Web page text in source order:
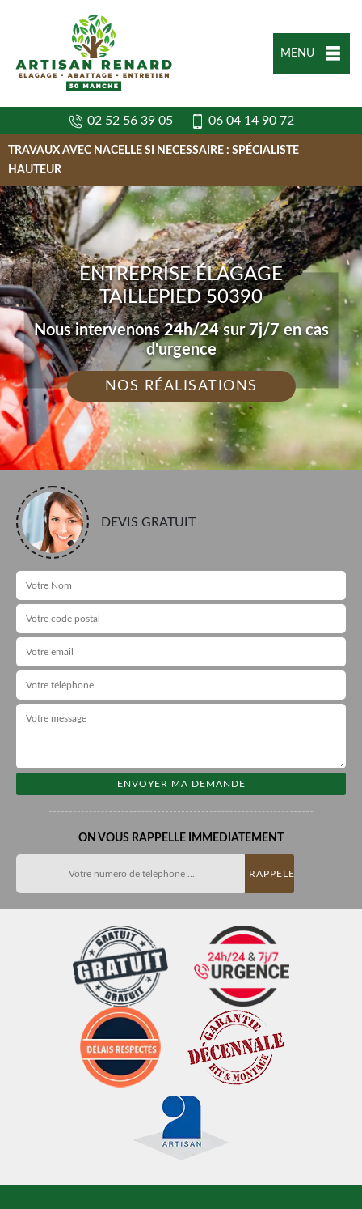
MENU
02 52 56 39 05 06 04 14 90 72
TRAVAUX AVEC NACELLE SI NECESSAIRE : SPÉCIALISTE
HAUTEUR
ENTREPRISE ÉLAGAGE
TAILLEPIED 50390
Nous intervenons 24h/24 sur 7j/7 en cas
d'urgence
NOS RÉALISATIONS
DEVIS GRATUIT
ON VOUS RAPPELLE IMMEDIATEMENT